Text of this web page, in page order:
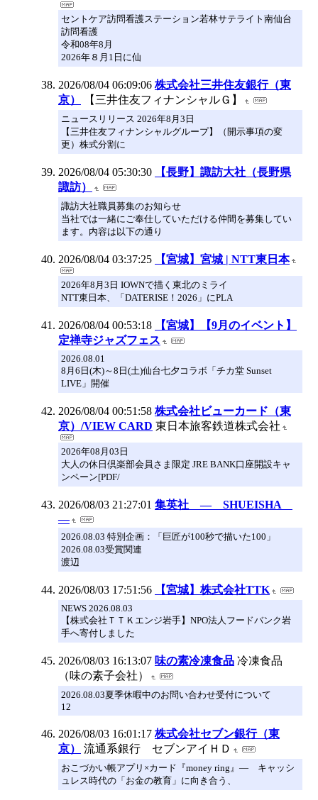
セントケア訪問看護ステーション若林サテライト南仙台
訪問看護
令和08年8月
2026年８月1日に仙
2026/08/04 06:09:06 株式会社三井住友銀行（東
京）
【三井住友フィナンシャルＧ】
ニュースリリース 2026年8月3日
【三井住友フィナンシャルグループ】（開示事項の変
更）株式分割に
2026/08/04 05:30:30
【長野】諏訪大社（長野県
諏訪）
諏訪大社職員募集のお知らせ
当社では一緒にご奉仕していただける仲間を募集してい
ます。内容は以下の通り
2026/08/04 03:37:25 【宮城】宮城 | NTT東日本
2026年8月3日 IOWNで描く東北のミライ
NTT東日本、「DATERISE！2026」にPLA
2026/08/04 00:53:18
【宮城】【9月のイベント】
定禅寺ジャズフェス
2026.08.01
8月6日(木)～8日(土)仙台七夕コラボ「チカ堂 Sunset
LIVE」開催
2026/08/04 00:51:58 株式会社ビューカード（東
京）/VIEW CARD 東日本旅客鉄道株式会社
2026年08月03日
大人の休日倶楽部会員さま限定 JRE BANK口座開設キャ
ンペーン[PDF/
2026/08/03 21:27:01 集英社 ― SHUEISHA
―
2026.08.03 特別企画：「巨匠が100秒で描いた100」
2026.08.03受賞関連
渡辺
2026/08/03 17:51:56 【宮城】株式会社TTK
NEWS 2026.08.03
【株式会社ＴＴＫエンジ岩手】NPO法人フードバンク岩
手へ寄付しました
2026/08/03 16:13:07 味の素冷凍食品 冷凍食品
（味の素子会社）
2026.08.03夏季休暇中のお問い合わせ受付について
12
2026/08/03 16:01:17 株式会社セブン銀行（東
京）
流通系銀行 セブンアイＨＤ
おこづかい帳アプリ×カード『money ring』― キャッシ
ュレス時代の「お金の教育」に向き合う、